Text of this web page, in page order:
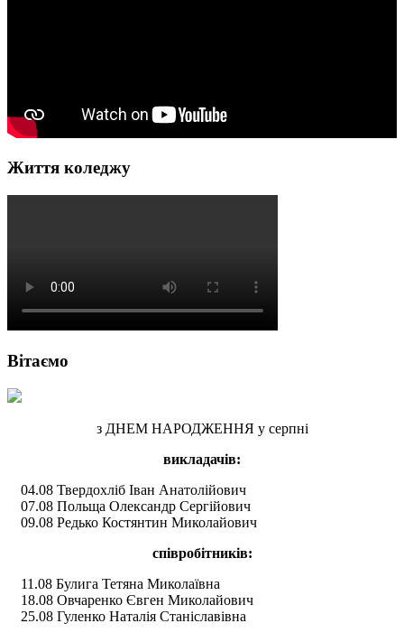
Життя коледжу
Вітаємо
з ДНЕМ НАРОДЖЕННЯ у серпні
викладачів:
04.08 Твердохліб Іван Анатолійович
07.08 Польща Олександр Сергійович
09.08 Редько Костянтин Миколайович
співробітників:
11.08 Булига Тетяна Миколаївна
18.08 Овчаренко Євген Миколайович
25.08 Гуленко Наталія Станіславівна